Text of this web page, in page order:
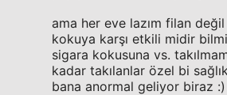
ama her eve lazım filan
kokuya karşı etkili midir
sigara kokusuna vs.
kadar takılanlar özel bi
bana anormal geliyor biraz :)